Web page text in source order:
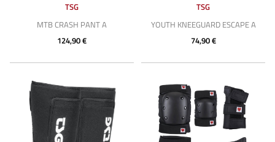
TSG
MTB CRASH PANT A
124,90 €
TSG
YOUTH KNEEGUARD ESCAPE A
74,90 €